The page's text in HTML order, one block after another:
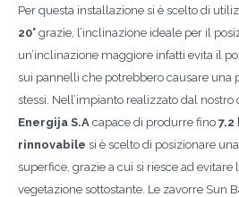
Per questa installazione si è scelto di
20° grazie, l’inclinazione ideale per il
un’inclinazione maggiore infatti evita il
sui pannelli che potrebbero causare una
stessi. Nell’impianto realizzato dal nostro
Energija S.A capace di produrre fino
rinnovabile si è scelto di posizionare
superfice, grazie a cui si riesce ad evitare
vegetazione sottostante. Le zavorre Sun